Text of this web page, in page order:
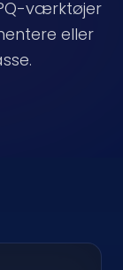
værktøjer
eller